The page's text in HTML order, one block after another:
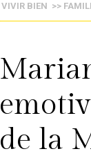
VIVIR BIEN >>
de la